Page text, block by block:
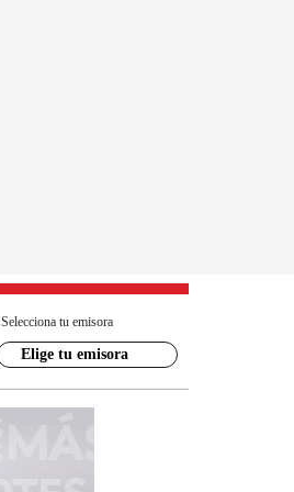
Selecciona tu emisora
Elige tu emisora